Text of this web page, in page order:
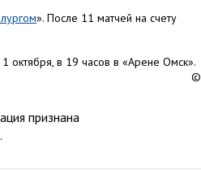
». После 11 матчей на счету
октября, в 19 часов в «Арене Омск».
©
признана